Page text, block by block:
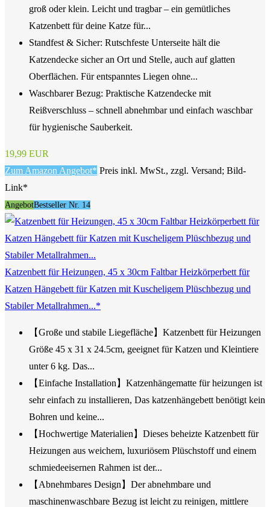
groß oder klein. Leicht und tragbar – ein gemütliches
Katzenbett für deine Katze für...
Standfest & Sicher: Rutschfeste Unterseite hält die
Katzendecke sicher an Ort und Stelle, auch auf glatten
Oberflächen. Für entspanntes Liegen ohne...
Waschbarer Bezug: Praktische Katzendecke mit
Reißverschluss – schnell abnehmbar und einfach waschbar
für hygienische Sauberkeit.
19,99 EUR
Zum Amazon Angebot* Preis inkl. MwSt., zzgl. Versand; Bild-
Link*
AngebotBestseller Nr. 14
Katzenbett für Heizungen, 45 x 30cm Faltbar Heizkörperbett für
Katzen Hängebett für Katzen mit Kuscheligem Plüschbezug und
Stabiler Metallrahmen...*
【Große und stabile Liegefläche】Katzenbett für Heizungen
Größe 45 x 31 x 24.5cm, geeignet für Katzen und Kleintiere
unter 6 kg. Das...
【Einfache Installation】Katzenhängematte für heizungen ist
sehr einfach zu installieren, Das katzenhängebett benötigt kein
Bohren und keine...
【Hochwertige Materialien】Dieses beheizte Katzenbett für
Heizungen aus weichem, luxuriösem Plüschstoff und einem
schmiedeeisernen Rahmen ist der...
【Abnehmbares Design】Der abnehmbare und
maschinenwaschbare Bezug ist leicht zu reinigen, mittlere